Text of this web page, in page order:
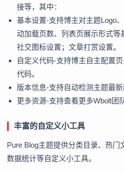
接等，其中：
基本设置-支持博主对主题Logo
动加载页数、列表页展示形式等
社交图标设置；文章打赏设置。
自定义代码-支持博主自主配置
代码。
版本信息-支持自动检测主题最新
更多资源-支持查看更多Wbolt团
丰富的自定义小工具
Pure Blog主题提供分类目录、热门
数据统计等自定义小工具。